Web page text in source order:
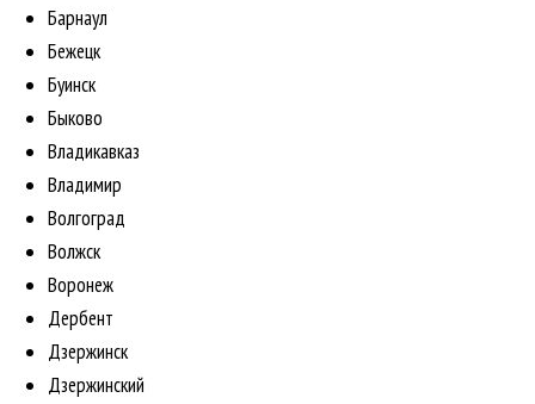
Барнаул
Бежецк
Буинск
Быково
Владикавказ
Владимир
Волгоград
Волжск
Воронеж
Дербент
Дзержинск
Дзержинский